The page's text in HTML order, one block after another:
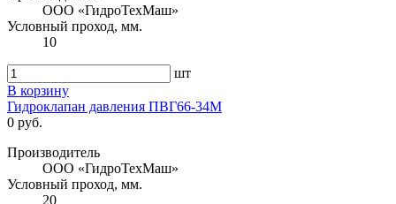
ООО «ГидроТехМаш»
Условный проход, мм.
10
шт
В корзину
Гидроклапан давления ПВГ66-34М
0 руб.
Производитель
ООО «ГидроТехМаш»
Условный проход, мм.
20